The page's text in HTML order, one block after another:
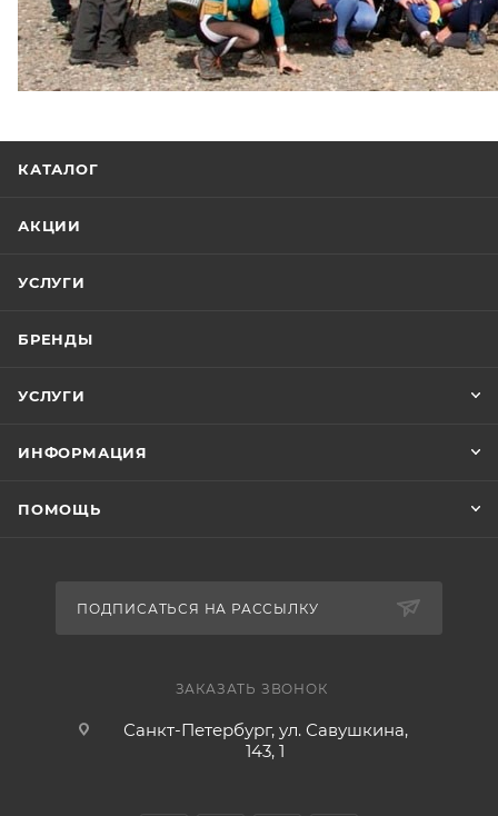
КАТАЛОГ
АКЦИИ
УСЛУГИ
БРЕНДЫ
УСЛУГИ
ИНФОРМАЦИЯ
ПОМОЩЬ
ПОДПИСАТЬСЯ НА РАССЫЛКУ
ЗАКАЗАТЬ ЗВОНОК
Санкт-Петербург, ул. Савушкина,
143, 1